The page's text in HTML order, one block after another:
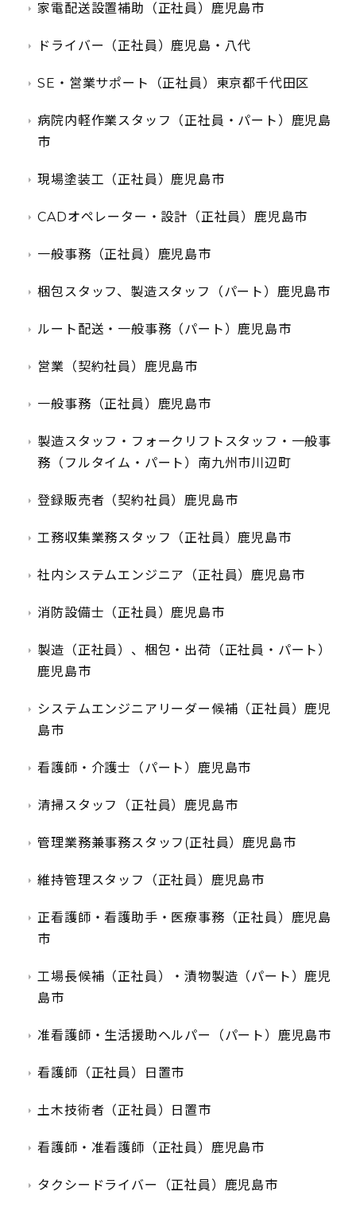
家電配送設置補助（正社員）鹿児島市
ドライバー（正社員）鹿児島・八代
SE・営業サポート（正社員）東京都千代田区
病院内軽作業スタッフ（正社員・パート）鹿児島
市
現場塗装工（正社員）鹿児島市
CADオペレーター・設計（正社員）鹿児島市
一般事務（正社員）鹿児島市
梱包スタッフ、製造スタッフ（パート）鹿児島市
ルート配送・一般事務（パート）鹿児島市
営業（契約社員）鹿児島市
一般事務（正社員）鹿児島市
製造スタッフ・フォークリフトスタッフ・一般事
務（フルタイム・パート）南九州市川辺町
登録販売者（契約社員）鹿児島市
工務収集業務スタッフ（正社員）鹿児島市
社内システムエンジニア（正社員）鹿児島市
消防設備士（正社員）鹿児島市
製造（正社員）、梱包・出荷（正社員・パート）
鹿児島市
システムエンジニアリーダー候補（正社員）鹿児
島市
看護師・介護士（パート）鹿児島市
清掃スタッフ（正社員）鹿児島市
管理業務兼事務スタッフ(正社員）鹿児島市
維持管理スタッフ（正社員）鹿児島市
正看護師・看護助手・医療事務（正社員）鹿児島
市
工場長候補（正社員）・漬物製造（パート）鹿児
島市
准看護師・生活援助ヘルパー（パート）鹿児島市
看護師（正社員）日置市
土木技術者（正社員）日置市
看護師・准看護師（正社員）鹿児島市
タクシードライバー（正社員）鹿児島市